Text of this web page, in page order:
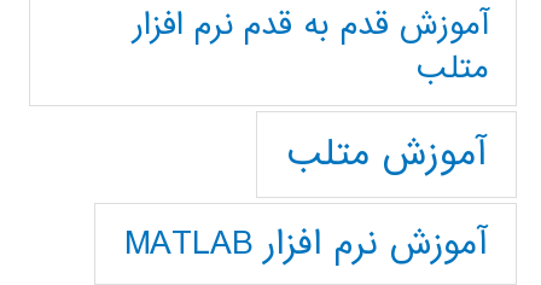
آموزش قدم به قدم نرم افزار
متلب
آموزش متلب
آموزش نرم افزار MATLAB